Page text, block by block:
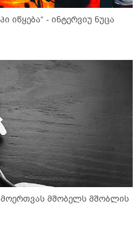
იწყება“ - ინტერვიუ ნუცა
მშობელს მშობლის